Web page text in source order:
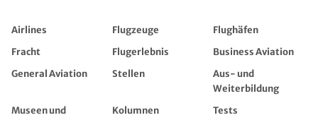
Airlines Flugzeuge
Flughäfen
Fracht
Flugerlebnis
Business Aviation
General Aviation
Stellen
Aus- und
Weiterbildung
Museen und
Kolumnen Tests